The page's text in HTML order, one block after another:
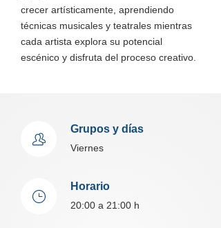
crecer artísticamente, aprendiendo
técnicas musicales y teatrales mientras
cada artista explora su potencial
escénico y disfruta del proceso creativo.
Grupos y días
Viernes
Horario
20:00 a 21:00 h